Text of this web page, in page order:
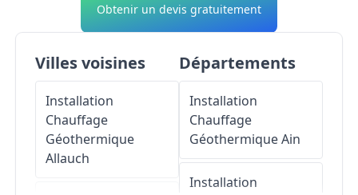
Obtenir un devis gratuitement
Villes voisines
Installation
Chauffage
Géothermique
Allauch
Départements
Installation
Chauffage
GéothermiqueAin
Installation